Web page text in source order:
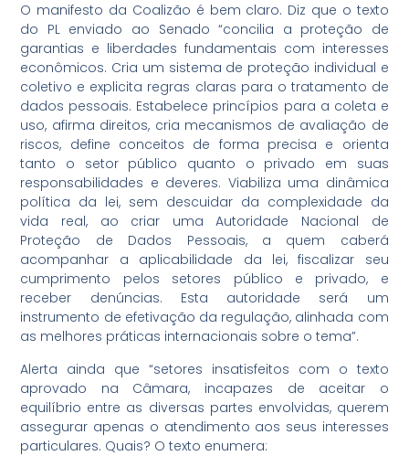
O manifesto da Coalizão é bem claro. Diz que o texto
do PL enviado ao Senado “concilia a proteção de
garantias e liberdades fundamentais com interesses
econômicos. Cria um sistema de proteção individual e
coletivo e explicita regras claras para o tratamento de
dados pessoais. Estabelece princípios para a coleta e
uso, afirma direitos, cria mecanismos de avaliação de
riscos, define conceitos de forma precisa e orienta
tanto o setor público quanto o privado em suas
responsabilidades e deveres. Viabiliza uma dinâmica
política da lei, sem descuidar da complexidade da
vida real, ao criar uma Autoridade Nacional de
Proteção de Dados Pessoais, a quem caberá
acompanhar a aplicabilidade da lei, fiscalizar seu
cumprimento pelos setores público e privado, e
receber denúncias. Esta autoridade será um
instrumento de efetivação da regulação, alinhada com
as melhores práticas internacionais sobre o tema”.
Alerta ainda que “setores insatisfeitos com o texto
aprovado na Câmara, incapazes de aceitar o
equilíbrio entre as diversas partes envolvidas, querem
assegurar apenas o atendimento aos seus interesses
particulares. Quais? O texto enumera: